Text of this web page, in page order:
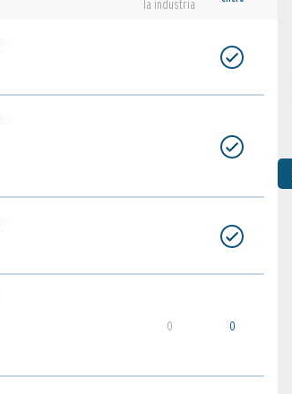
la industria
0 0